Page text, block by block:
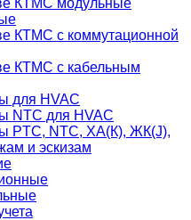
КТМС с коммутационной
КТМС с кабельным
для HVAC
NTC для HVAC
PTС, NTC, ХА(К), ЖК(J),
и эскизам